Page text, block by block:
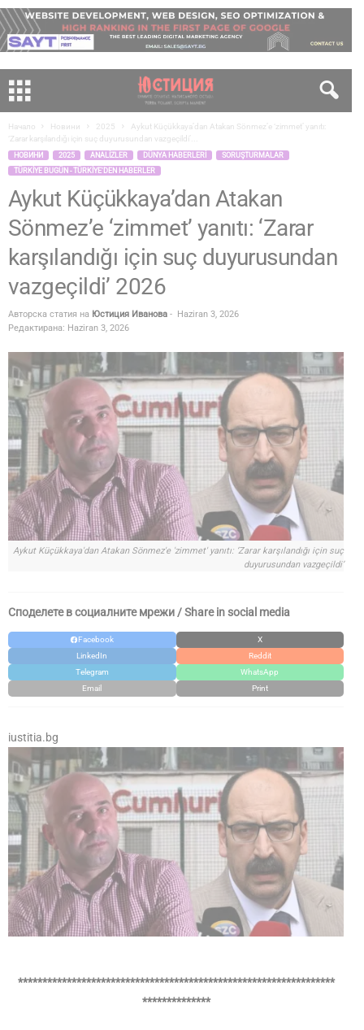
Начало Новини 2025
Aykut Küçükkaya’dan Atakan Sönmez’e ‘zimmet’ yanıtı:
‘Zarar karşılandığı için suç duyurusundan vazgeçildi’...
НОВИНИ 2025 ANALIZLER DÜNYA HABERLERI
SORUŞTURMALAR
TÜRKIYE BUGÜN - TÜRKIYE'DEN HABERLER
Aykut Küçükkaya’dan Atakan
Sönmez’e ‘zimmet’ yanıtı: ‘Zarar
karşılandığı için suç duyurusundan
vazgeçildi’ 2026
Авторска статия на Юстиция Иванова - Haziran 3, 2026
Редактирана: Haziran 3, 2026
Aykut Küçükkaya'dan Atakan Sönmez'e 'zimmet' yanıtı: ‘Zarar karşılandığı için suç
duyurusundan vazgeçildi’
Споделете в социалните мрежи / Share in social media
Facebook
X
LinkedIn
Reddit
Telegram
WhatsApp
Email
Print
iustitia.bg
*****************************************************************
**************